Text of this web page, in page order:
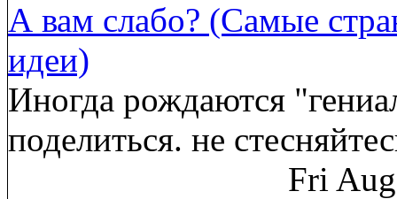
А вам слабо? (Самые
идеи)
Иногда рождаются
поделиться. не
Fri